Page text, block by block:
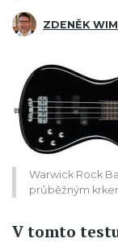
ZDENĚK
Warwick Rock
průběžným
V tomto